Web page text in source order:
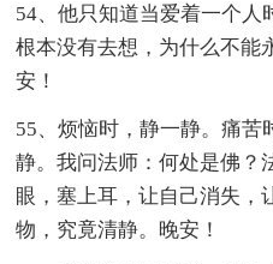
54、他只知道当爱着一个人
根本没有去想，为什么不能
安！
55、烦恼时，静一静。痛苦
静。我问法师：何处是佛？
眼，塞上耳，让自己消失，
物，究竟清静。晚安！